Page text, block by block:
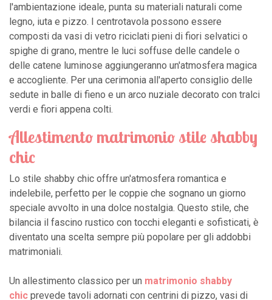
l'ambientazione ideale, punta su materiali naturali come
legno, iuta e pizzo. I centrotavola possono essere
composti da vasi di vetro riciclati pieni di fiori selvatici o
spighe di grano, mentre le luci soffuse delle candele o
delle catene luminose aggiungeranno un'atmosfera magica
e accogliente. Per una cerimonia all'aperto consiglio delle
sedute in balle di fieno e un arco nuziale decorato con tralci
verdi e fiori appena colti.
Allestimento matrimonio stile shabby
chic
Lo stile shabby chic offre un'atmosfera romantica e
indelebile, perfetto per le coppie che sognano un giorno
speciale avvolto in una dolce nostalgia. Questo stile, che
bilancia il fascino rustico con tocchi eleganti e sofisticati, è
diventato una scelta sempre più popolare per gli addobbi
matrimoniali.
Un allestimento classico per un matrimonio shabby
chic prevede tavoli adornati con centrini di pizzo, vasi di